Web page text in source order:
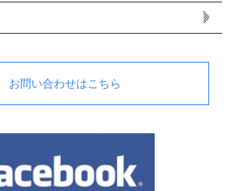
お問い合わせはこちら